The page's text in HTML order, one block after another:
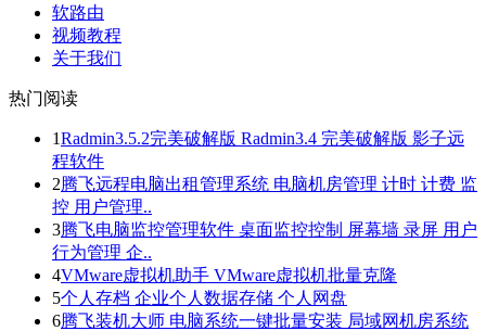
软路由
视频教程
关于我们
热门阅读
1Radmin3.5.2完美破解版 Radmin3.4 完美破解版 影子远
程软件
2腾飞远程电脑出租管理系统 电脑机房管理 计时 计费 监
控 用户管理..
3腾飞电脑监控管理软件 桌面监控控制 屏幕墙 录屏 用户
行为管理 企..
4VMware虚拟机助手 VMware虚拟机批量克隆
5个人存档 企业个人数据存储 个人网盘
6腾飞装机大师 电脑系统一键批量安装 局域网机房系统